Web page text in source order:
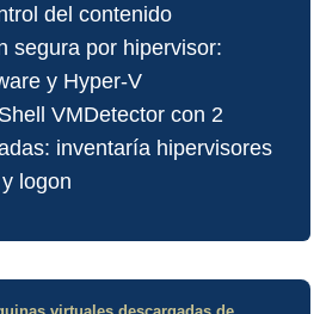
del contenido
segura por hipervisor:
y Hyper-V
VMDetector con 2
inventaría hipervisores
logon